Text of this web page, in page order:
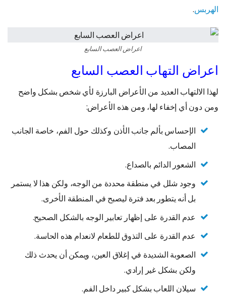
الهربس.
اعراض العصب السابع
اعراض التهاب العصب السابع
لهذا الالتهاب العديد من الأعراض البارزة لأي شخص بشكل واضح
ومن دون أي إخفاء لها، ومن هذه الأعراض:
الإحساس بألم جانب الأذن وكذلك حول الفم، خاصة الجانب
المصاب.
الشعور الدائم بالصداع.
وجود شلل في منطقة محددة من الوجه، ولكن هذا لا يستمر
بل أنه يتطور بعد فترة ليصبح في المنطقة الأخرى.
عدم القدرة على إظهار تعابير الوجه بالشكل الصحيح.
عدم القدرة على التذوق للطعام لانعدام هذه الحاسة.
الصعوبة الشديدة في إغلاق العين، ويمكن أن يحدث ذلك
ولكن بشكل غير إرادي.
سيلان اللعاب بشكل كبير داخل الفم.